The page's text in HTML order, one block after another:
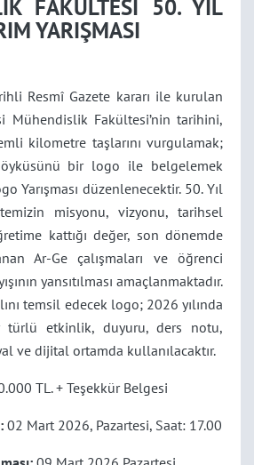
FAKÜLTESİ 50. YIL
YARIŞMASI
Resmî Gazete kararı ile kurulan
Mühendislik Fakültesi’nin tarihini,
kilometre taşlarını vurgulamak;
bir logo ile belgelemek
Yarışması düzenlenecektir. 50. Yıl
misyonu, vizyonu, tarihsel
kattığı değer, son dönemde
Ar-Ge çalışmaları ve öğrenci
yansıtılması amaçlanmaktadır.
temsil edecek logo; 2026 yılında
türlü etkinlik, duyuru, ders notu,
ve dijital ortamda kullanılacaktır.
TL. + Teşekkür Belgesi
02 Mart 2026, Pazartesi, Saat: 17.00